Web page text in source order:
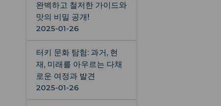
완벽하고 철저한 가이드와
맛의 비밀 공개!
2025-01-26
터키 문화 탐험: 과거, 현
재, 미래를 아우르는 다채
로운 여정과 발견
2025-01-26